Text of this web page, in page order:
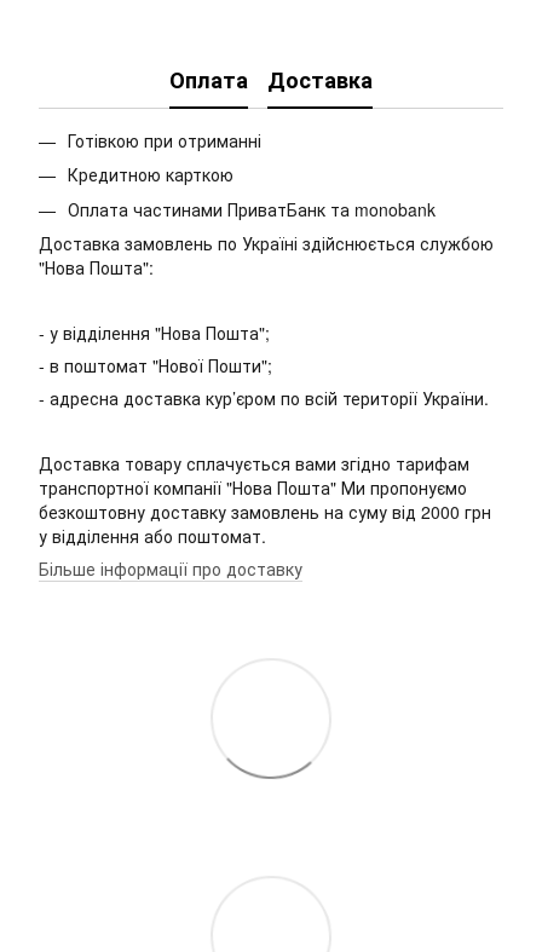
Оплата Доставка
Готівкою при отриманні
Кредитною карткою
Оплата частинами ПриватБанк та monobank
Доставка замовлень по Україні здійснюється службою
"Нова Пошта":
- у відділення "Нова Пошта";
- в поштомат "Нової Пошти";
- адресна доставка кур’єром по всій території України.
Доставка товару сплачується вами згідно тарифам
транспортної компанії "Нова Пошта" Ми пропонуємо
безкоштовну доставку замовлень на суму від 2000 грн
у відділення або поштомат.
Більше інформації про доставку